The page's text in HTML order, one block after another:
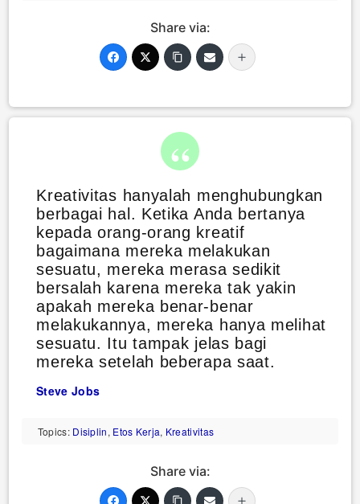
Share via:
Kreativitas hanyalah menghubungkan
berbagai hal. Ketika Anda bertanya
kepada orang-orang kreatif
bagaimana mereka melakukan
sesuatu, mereka merasa sedikit
bersalah karena mereka tak yakin
apakah mereka benar-benar
melakukannya, mereka hanya melihat
sesuatu. Itu tampak jelas bagi
mereka setelah beberapa saat.
Steve Jobs
Topics: Disiplin, Etos Kerja, Kreativitas
Share via: